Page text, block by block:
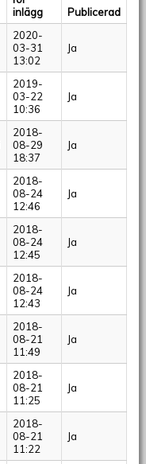
inlägg
Publicerad
2020-
03-31
13:02
Ja
2019-
03-22
10:36
Ja
2018-
08-29
18:37
Ja
2018-
08-24
12:46
Ja
2018-
08-24
12:45
Ja
2018-
08-24
12:43
Ja
2018-
08-21
11:49
Ja
2018-
08-21
11:25
Ja
2018-
08-21
11:22
Ja